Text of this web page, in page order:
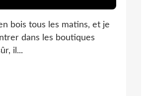
bois tous les matins, et je
dans les boutiques
il...